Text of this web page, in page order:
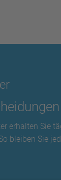
erhalten Sie
bleiben Sie